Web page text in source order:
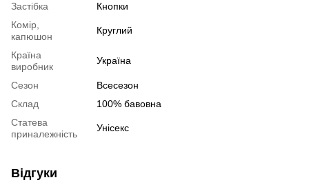
Застібка
Кнопки
Комір,
капюшон
Круглий
Країна
виробник
Україна
Сезон
Всесезон
Склад
100% бавовна
Статева
приналежність
Унісекс
Відгуки